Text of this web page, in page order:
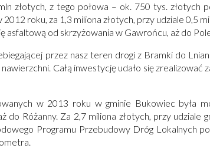
złotych, z tego połowa – ok. 750 tys. złotych
roku, za 1,3 miliona złotych, przy udziale 0,5
asfaltową od skrzyżowania w Gawrońcu, aż do
przez nasz teren drogi z Bramki do
Całą inwestycję udało się zrealizować
w 2013 roku w gminie Bukowiec była
do Różanny. Za 2,7 miliona złotych, przy udziale
Programu Przebudowy Dróg Lokalnych